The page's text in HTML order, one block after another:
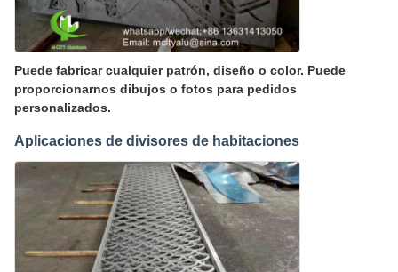
Puede fabricar cualquier patrón, diseño o color. Puede
proporcionarnos dibujos o fotos para pedidos
personalizados.
Aplicaciones de divisores de habitaciones